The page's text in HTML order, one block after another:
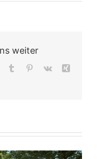
weiter
Tumblr Pinterest
Vk